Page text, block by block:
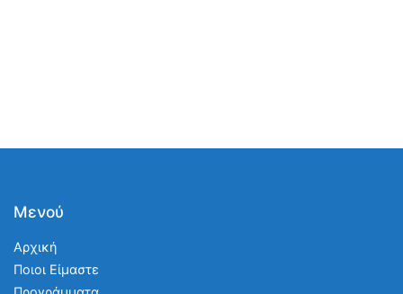
Μενού
Αρχική
Ποιοι Είμαστε